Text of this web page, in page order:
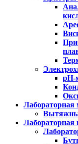
pH-
Лабораторная
Лабораторная